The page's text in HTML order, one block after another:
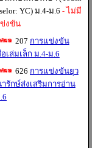
YC) ม.4-ม.6 - ไม่มี
งขัน
207 การแข่งขัน
เล่มเล็ก ม.4-ม.6
626 การแข่งขันยุว
รักษ์ส่งเสริมการอ่าน